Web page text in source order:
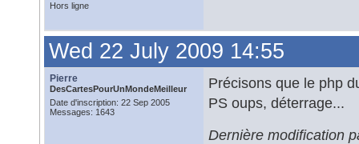
Hors ligne
Wed 22 July 2009 14:55
Pierre
DesCartesPourUnMondeMeilleur
Date d'inscription: 22 Sep 2005
Messages: 1643
Précisons que le php
PS oups, déterrage...
Dernière modification